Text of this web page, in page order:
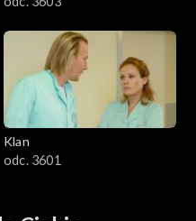
Klan
odc. 3601